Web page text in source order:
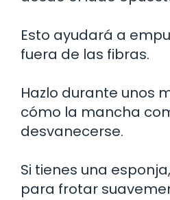
Esto ayudará a
fuera de las fibras.
Hazlo durante unos
cómo la mancha
desvanecerse.
Si tienes una
para frotar